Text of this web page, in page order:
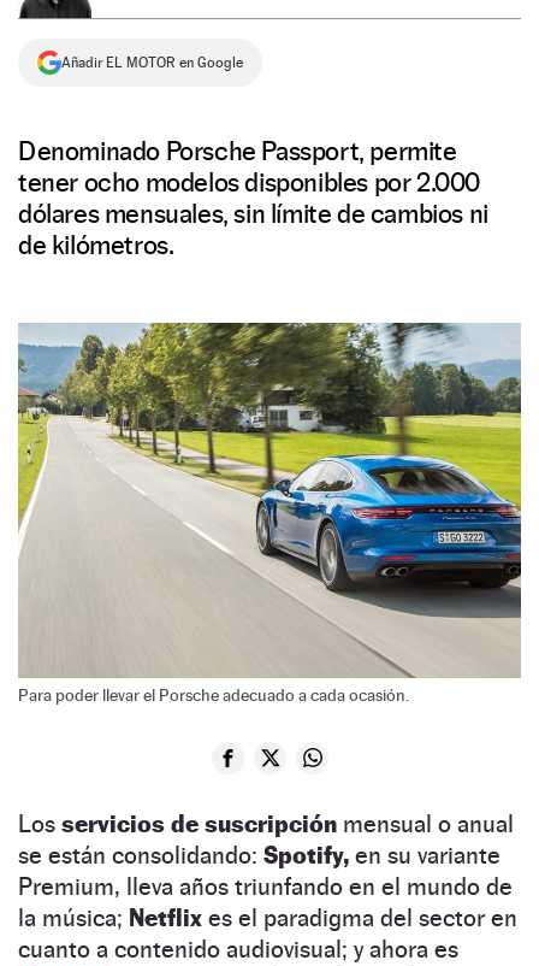
Añadir EL MOTOR en Google
Denominado Porsche Passport, permite
tener ocho modelos disponibles por 2.000
dólares mensuales, sin límite de cambios ni
de kilómetros.
Para poder llevar el Porsche adecuado a cada ocasión.
Los servicios de suscripción mensual o anual
se están consolidando: Spotify, en su variante
Premium, lleva años triunfando en el mundo de
la música; Netflix es el paradigma del sector en
cuanto a contenido audiovisual; y ahora es